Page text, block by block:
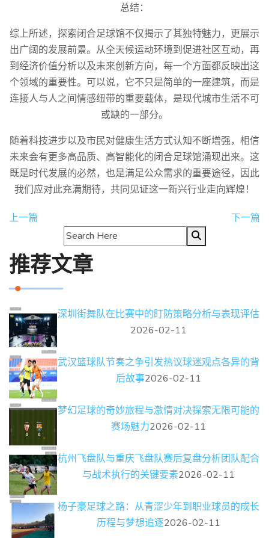
总结：
综上所述，探索闭合足球馆不仅揭示了其独特魅力，更展示
出广阔的发展前景。从全天候运动环境到促进社区互动，再
到经济价值分析以及未来创新方向，每一个方面都反映出这
个领域的重要性。可以说，它不只是简单的一座建筑，而是
连接人与人之间情感纽带的重要载体，是现代城市生活不可
或缺的一部分。
随着科技进步以及市民对健康生活方式认知不断增强，相信
未来会有更多高品质、高智能化的闭合足球馆涌现出来。这
既是时代发展的必然，也是满足公众需求的重要途径，因此
我们应对此充满期待，共同见证这一新兴行业走向辉煌！
上一篇 下一篇
推荐文章
深圳街舞队在比赛中的盯防策略分析与表现评估
2026-02-11
武汉篮球队节奏之争引发热议球迷观点各异的背
后故事2026-02-11
梦幻足球的奇妙旅程与激情对决探索无限可能的
赛场魅力2026-02-11
杭州飞盘队与重庆飞盘队赛后复盘分析团队配合
与战术执行的关键要素2026-02-11
杨子豪足球之路：从青涩少年到职业球员的成长
历程与梦想追逐2026-02-11